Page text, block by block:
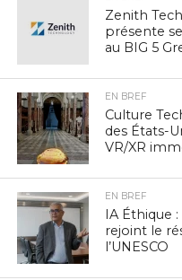
Zenith
présente
au BIG 5
EN BREF
Culture
des États-
VR/XR
EN BREF
IA Éthique
rejoint le
l’UNESCO